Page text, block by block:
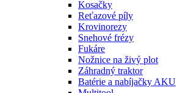
Kosačky
Reťazové píly
Krovinorezy
Snehové frézy
Fukáre
Nožnice na živý plot
Záhradný traktor
Batérie a nabíjačky AKU